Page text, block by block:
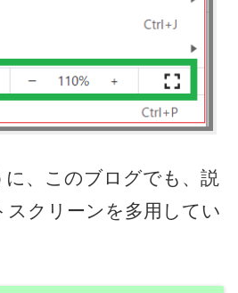
に、このブログでも、説
スクリーンを多用してい